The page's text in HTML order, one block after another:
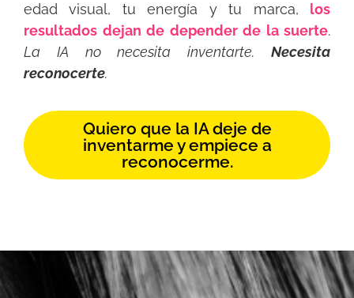
edad visual, tu energía y tu marca, los
resultados dejan de depender de la suerte.
La IA no necesita inventarte. Necesita
reconocerte.
Quiero que la IA deje de
inventarme y empiece a
reconocerme.